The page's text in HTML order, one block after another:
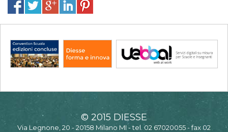
© 2015 DIESSE
Via Legnone, 20 - 20158 Milano MI - tel. 02 67020055 - fax 02